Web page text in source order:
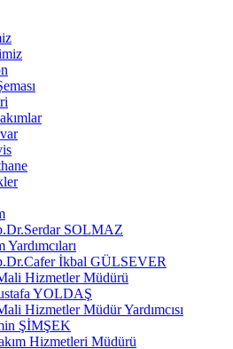
SOLMAZ
İkbal GÜLSEVER
Hizmetler Müdürü
YOLDAŞ
Hizmetler Müdür Yardımcısı
ŞİMŞEK
Hizmetleri Müdürü